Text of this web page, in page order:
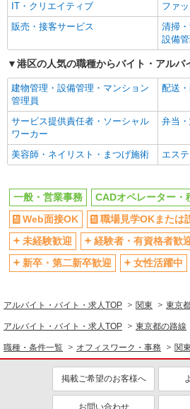
フリーター歓迎
学歴
ブランクOK
ミド
エルダー（50代～）活躍中
シニ
高収入・高額
完全
年間休日120日以上
土日
平日のみ勤務OK
フル
昼
禁煙・分煙
食堂
社
残業少なめ（月20h未満）
副業
交通費支給
社会
産休・育休取得実績あり
研修制
資格取得支援制度あり
建築・設備・アクテ
CADオペレーター・積算
同じ特徴から求人を探す
IT・クリエイティブ
ファ
販売・接客サービス
清掃
設備
港区の人気の職種からバイト・アルバ
建物管理・設備管理・マンション
管理員
配送
サービス提供責任者・ソーシャル
ワーカー
弁当
美容師・ネイリスト・まつげ施術 エス
一般・営業事務 CADオペレーター・
Web面接OK
職場見学OKまたは
未経験歓迎
経験者・有資格者歓
新卒・第二新卒歓迎
女性活躍中
アルバイト・バイト・求人TOP 関東 東京
アルバイト・バイト・求人TOP 東京都の路線
職種・条件一覧 オフィスワーク・事務 関東
掲載ご希望のお客様へ
お問い合わせ